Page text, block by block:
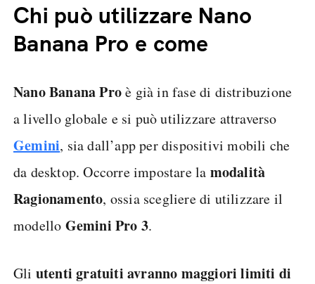
Chi può utilizzare Nano
Banana Pro e come
Nano Banana Proè già in fase di distribuzione
a livello globale e si può utilizzare attraverso
Gemini, sia dall’app per dispositivi mobili che
da desktop. Occorre impostare la modalità
Ragionamento, ossia scegliere di utilizzare il
modello Gemini Pro 3.
Gli utenti gratuiti avranno maggiori limiti di